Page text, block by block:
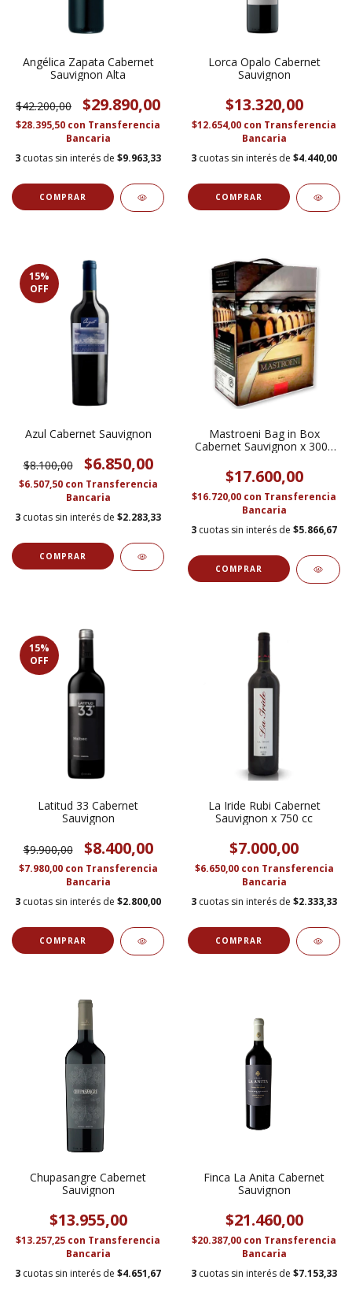
Angélica Zapata Cabernet
Sauvignon Alta
$42.200,00 $29.890,00
$28.395,50 con Transferencia
Bancaria
3 cuotas sin interés de $9.963,33
Lorca Opalo Cabernet
Sauvignon
$13.320,00
$12.654,00 con Transferencia
Bancaria
3 cuotas sin interés de $4.440,00
15%
OFF
Azul Cabernet Sauvignon
$8.100,00 $6.850,00
$6.507,50 con Transferencia
Bancaria
3 cuotas sin interés de $2.283,33
Mastroeni Bag in Box
Cabernet Sauvignon x 3000
$17.600,00
$16.720,00 con Transferencia
Bancaria
3 cuotas sin interés de $5.866,67
15%
OFF
Latitud 33 Cabernet
Sauvignon
$9.900,00 $8.400,00
$7.980,00 con Transferencia
Bancaria
3 cuotas sin interés de $2.800,00
La Iride Rubi Cabernet
Sauvignon x 750 cc
$7.000,00
$6.650,00 con Transferencia
Bancaria
3 cuotas sin interés de $2.333,33
Chupasangre Cabernet
Sauvignon
$13.955,00
$13.257,25 con Transferencia
Bancaria
3 cuotas sin interés de $4.651,67
Finca La Anita Cabernet
Sauvignon
$21.460,00
$20.387,00 con Transferencia
Bancaria
3 cuotas sin interés de $7.153,33